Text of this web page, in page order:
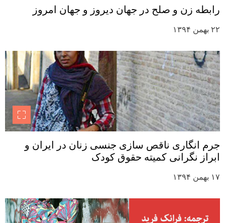
رابطه زن و صلح در جهان دیروز و جهان امروز
۲۲ بهمن ۱۳۹۴
جرم انگاری ناقص سازی جنسی زنان در ایران و
ابراز نگرانی کمیته حقوق کودک
۱۷ بهمن ۱۳۹۴